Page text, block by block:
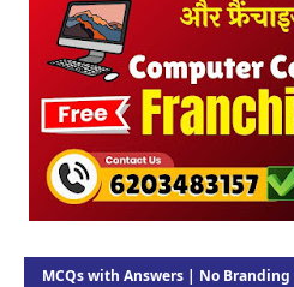
MCQs with Answers | No Branding